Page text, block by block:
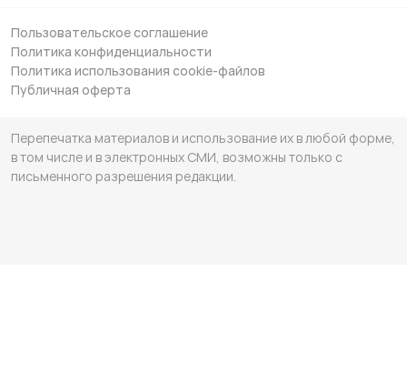
Пользовательское соглашение
Политика конфиденциальности
Политика использования cookie-файлов
Публичная оферта
Перепечатка материалов и использование их в любой форме,
в том числе и в электронных СМИ, возможны только с
письменного разрешения редакции.